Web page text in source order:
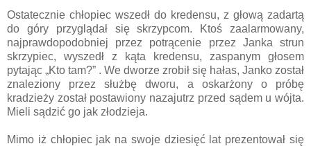
Ostatecznie chłopiec wszedł do kredensu, z głową zadartą
do góry przyglądał się skrzypcom. Ktoś zaalarmowany,
najprawdopodobniej przez potrącenie przez Janka strun
skrzypiec, wyszedł z kąta kredensu, zaspanym głosem
pytając „Kto tam?” . We dworze zrobił się hałas, Janko został
znaleziony przez służbę dworu, a oskarżony o próbę
kradzieży został postawiony nazajutrz przed sądem u wójta.
Mieli sądzić go jak złodzieja.
Mimo iż chłopiec jak na swoje dziesięć lat prezentował się